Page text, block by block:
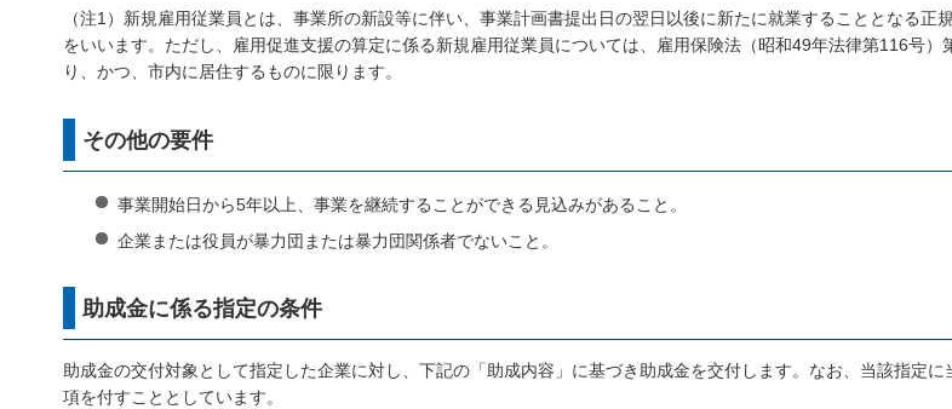
（注1）新規雇用従業員とは、事業所の新設等に伴い、事業計画書提出日の翌日以後に新たに就業することとなる正
をいいます。ただし、雇用促進支援の算定に係る新規雇用従業員については、雇用保険法（昭和49年法律第116号）
り、かつ、市内に居住するものに限ります。
その他の要件
事業開始日から5年以上、事業を継続することができる見込みがあること。
企業または役員が暴力団または暴力団関係者でないこと。
助成金に係る指定の条件
助成金の交付対象として指定した企業に対し、下記の「助成内容」に基づき助成金を交付します。なお、当該指定
項を付すこととしています。